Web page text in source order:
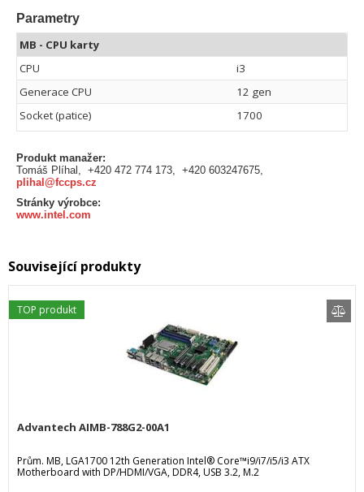
Parametry
MB - CPU karty
CPU
i3
Generace CPU
12 gen
Socket (patice)
1700
Produkt manažer:
Tomáš Plíhal, +420 472 774 173, +420 603247675,
plihal@fccps.cz
Stránky výrobce:
www.intel.com
Související produkty
Advantech AIMB-788G2-00A1
Prům. MB, LGA1700 12th Generation Intel® Core™i9/i7/i5/i3 ATX
Motherboard with DP/HDMI/VGA, DDR4, USB 3.2, M.2
TOP produkt